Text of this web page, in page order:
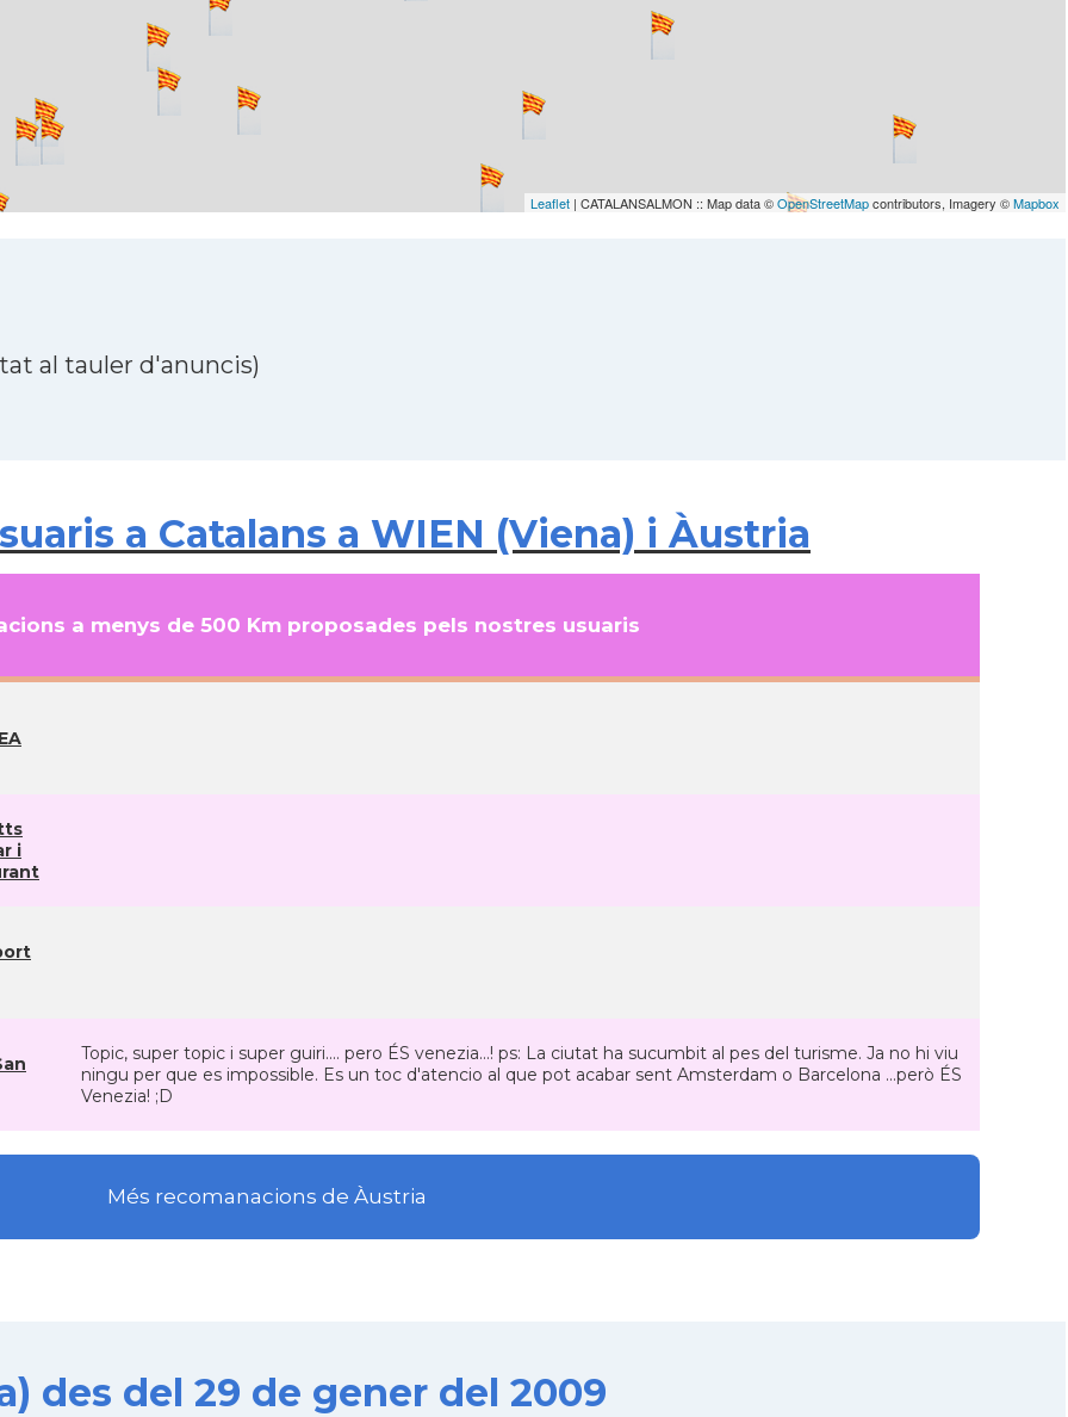
Leaflet | CATALANSALMON :: Map data ©OpenStreetMapcontributors, Imagery ©Mapbox
al tauler d'anuncis)
a Catalans a WIEN (Viena) i Àustria
a menys de 500 Km proposades pels nostres usuaris
i
Topic, super topic i super guiri.... pero ÉS venezia...! ps: La ciutat ha sucumbit al pes del turisme. Ja no hi viu
ningu per que es impossible. Es un toc d'atencio al que pot acabar sent Amsterdam o Barcelona ...però ÉS
Venezia! ;D
Més recomanacions de Àustria
des del 29 de gener del 2009